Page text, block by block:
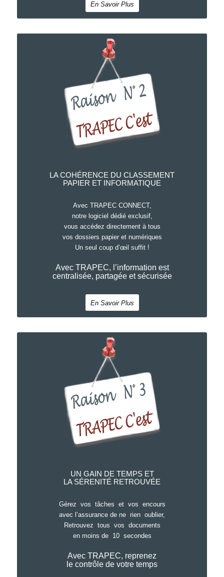
En Savoir Plus
LA COHÉRENCE DU CLASSEMENT
PAPIER ET INFORMATIQUE
Avec TRAPEC CONNECT,
notre logiciel dédié exclusif,
vous accédez directement à tous
vos dossiers papier et numériques
Un seul coup d’œil suffit !
Avec TRAPEC, l’information est
centralisée, partagée et sécurisée
En Savoir Plus
UN GAIN DE TEMPS ET
LA SÉRENITÉ RETROUVÉE
Gérez vos tâches et vos encours
avec l’assurance de ne rien oublier,
Retrouvez tous vos documents
en moins de 10 secondes
Avec TRAPEC, reprenez
le contrôle de votre temps